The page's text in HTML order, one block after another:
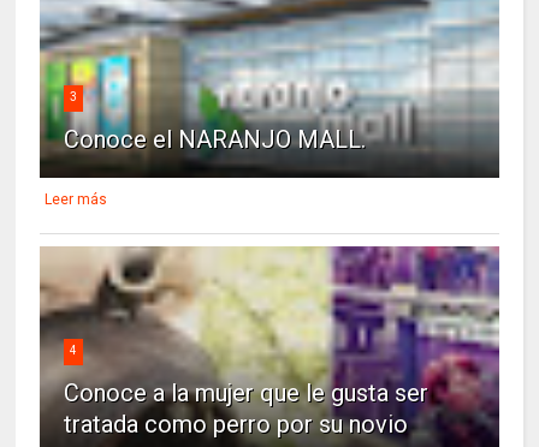
3
Conoce el NARANJO MALL.
Leer más
4
Conoce a la mujer que le gusta ser
tratada como perro por su novio